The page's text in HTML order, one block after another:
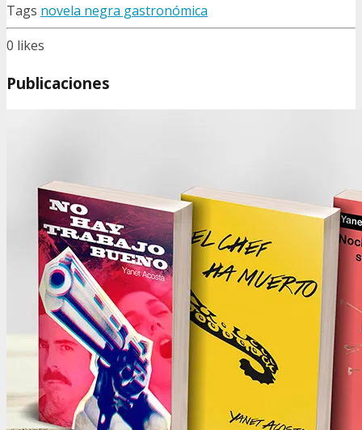
Tags novela negra gastronómica
0 likes
Publicaciones